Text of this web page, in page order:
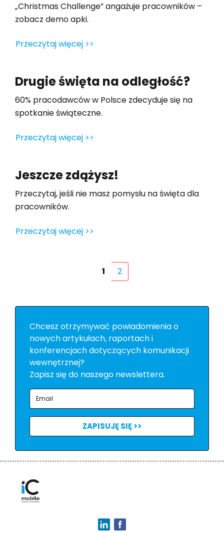
„Christmas Challenge” angażuje pracowników –
zobacz demo apki.
Przeczytaj więcej >>
Drugie święta na odległość?
60% pracodawców w Polsce zdecyduje się na
spotkanie świąteczne.
Przeczytaj więcej >>
Jeszcze zdążysz!
Przeczytaj, jeśli nie masz pomysłu na święta dla
pracowników.
Przeczytaj więcej >>
1 2
Chcesz otrzymywać powiadomienia o
nowych artykułach, raportach i
konferencjach dotyczących komunikacji
wewnętrznej?
Zapisz się do naszego newslettera.
ZAPISUJĘ SIĘ >>